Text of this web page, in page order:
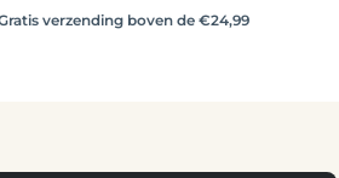
verzending boven de €24,99